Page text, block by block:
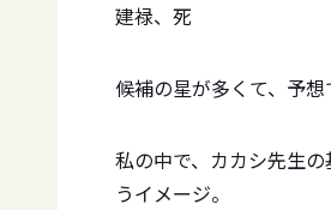
建禄、死
候補の星が多くて、予
私の中で、カカシ先生
うイメージ。